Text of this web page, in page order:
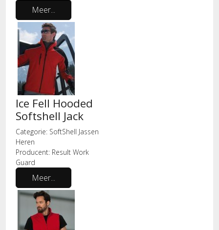
Meer...
Ice Fell Hooded
Softshell Jack
Categorie: SoftShell Jassen
Heren
Producent: Result Work
Guard
Meer...